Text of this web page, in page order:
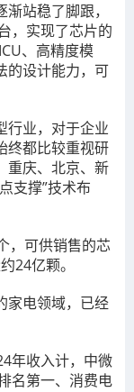
站稳了脚跟，
，实现了芯片的
、高精度模
的设计能力，可
行业，对于企业
终都比较重视研
重庆、北京、新
支撑”技术布
，可供销售的芯
24亿颗。
家电领域，已经
年收入计，中微
名第一、消费电